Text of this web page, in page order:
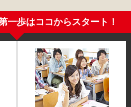
一歩はココからスタート！